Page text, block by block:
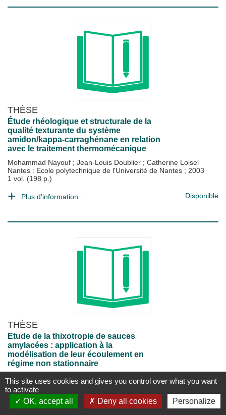
THÈSE
Étude rhéologique et structurale de la
qualité texturante du système
amidon/kappa-carraghénane en relation
avec le traitement thermomécanique
Mohammad Nayouf ; Jean-Louis Doublier ; Catherine Loisel
Nantes : Ecole polytechnique de l'Université de Nantes ; 2003
1 vol. (198 p.)
Plus d'information... Disponible
THÈSE
Etude de la thixotropie de sauces
amylacées : application à la
modélisation de leur écoulement en
régime non stationnaire
Laura Patricia Martinez Padilla
Vandoeuvre-lès-Nancy [France] : Institut National Polytechnique
de Lorraine (INPL);1988
1 vol. (180 p.)
This site uses cookies and gives you control over what you want
to activate
OK, accept all
Deny all cookies Personalize